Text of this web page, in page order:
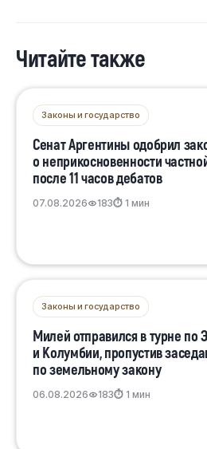
Читайте также
Законы и государство
Сенат Аргентины одобрил
о неприкосновенности
после 11 часов дебатов
07.08.2026 183⏱ 1 мин
Законы и государство
Милей отправился в турне по
и Колумбии, пропустив
по земельному закону
06.08.2026 183⏱ 1 мин